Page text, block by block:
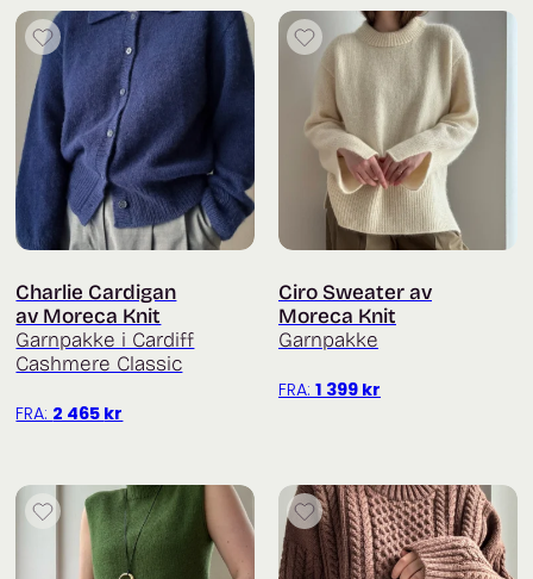
Charlie Cardigan
av Moreca Knit
Garnpakke i Cardiff
Cashmere Classic
FRA: 2 465 kr
Ciro Sweater av
Moreca Knit
Garnpakke
FRA: 1 399 kr